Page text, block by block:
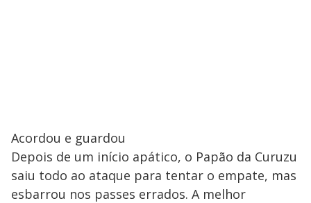
Acordou e guardou
Depois de um início apático, o Papão da Curuzu
saiu todo ao ataque para tentar o empate, mas
esbarrou nos passes errados. A melhor